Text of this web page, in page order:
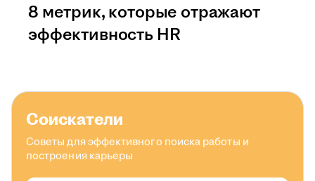
8 метрик, которые отражают
эффективность HR
Соискатели
Советы для эффективного поиска работы и
построения карьеры